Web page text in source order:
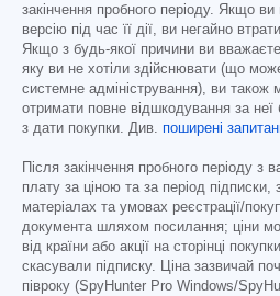
закінчення пробного періоду. Якщо
версію під час її дії, ви негайно
Якщо з будь-якої причини ви
яку ви не хотіли здійснювати (що
системне адміністрування), ви також
отримати повне відшкодування за
з дати покупки. Див. поширені
Після закінчення пробного періоду з
плату за ціною та за період підписки,
матеріалах та умовах реєстрації/
документа шляхом посилання; ціни
від країни або акції на сторінці
скасували підписку. Ціна зазвичай
півроку (SpyHunter Pro Windows/